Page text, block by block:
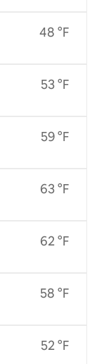
48 °F
53 °F
59 °F
63 °F
62 °F
58 °F
52 °F